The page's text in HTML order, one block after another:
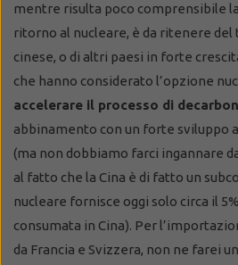
mentre risulta poco comprensibile
ritorno al nucleare, è da ritenere del
cinese, o di altri paesi in forte
che hanno considerato l’opzione
accelerare il processo di
abbinamento con un forte sviluppo
(ma non dobbiamo farci ingannare
al fatto che la Cina è di fatto un
nucleare fornisce oggi solo circa il
consumata in Cina). Per
da Francia e Svizzera, non ne farei